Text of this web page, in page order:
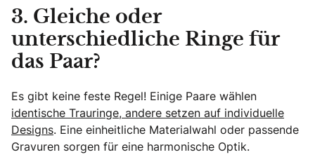
3. Gleiche oder
unterschiedliche Ringe für
das Paar?
Es gibt keine feste Regel! Einige Paare wählen
identische Trauringe, andere setzen auf individuelle
Designs. Eine einheitliche Materialwahl oder passende
Gravuren sorgen für eine harmonische Optik.